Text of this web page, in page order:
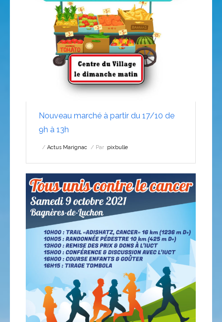
ACTUALITÉS
CONTACT
Nouveau marché à partir du 17/10 de
9h à 13h
Actus Marignac Par :pixbulle